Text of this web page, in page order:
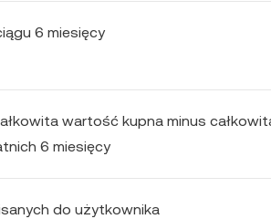
6 miesięcy
wartość kupna minus
6 miesięcy
do użytkownika